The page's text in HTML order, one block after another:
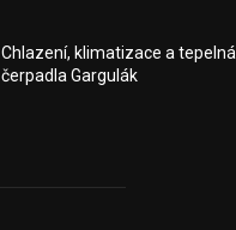
Chlazení, klimatizace a tepelná
čerpadla Gargulák